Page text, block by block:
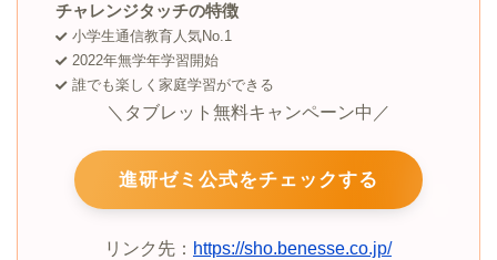
チャレンジタッチの特徴
小学生通信教育人気No.1
2022年無学年学習開始
誰でも楽しく家庭学習ができる
＼タブレット無料キャンペーン中／
進研ゼミ公式をチェックする
リンク先： https://sho.benesse.co.jp/